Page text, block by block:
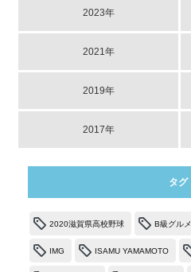
2023年
2021年
2019年
2017年
タグ
2020滋賀県高校野球 B級グルメ
IMG ISAMU YAMAMOTO